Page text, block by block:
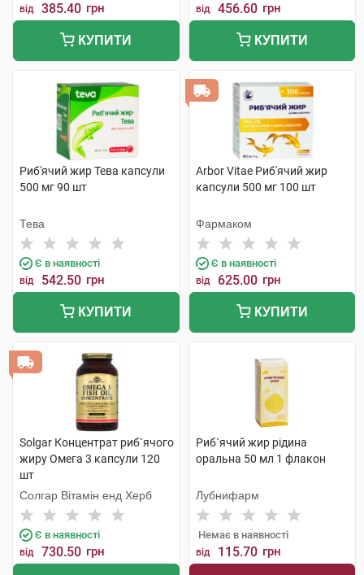
від 385.40 грн
КУПИТИ
від 456.60 грн
КУПИТИ
Риб'ячий жир Тева капсули
500 мг 90 шт
Тева
Є в наявності
від 542.50 грн
КУПИТИ
Arbor Vitae Риб'ячий жир
капсули 500 мг 100 шт
Фармаком
Є в наявності
від 625.00 грн
КУПИТИ
Solgar Концентрат риб`ячого
жиру Омега 3 капсули 120
шт
Солгар Вітамін енд Херб
Є в наявності
від 730.50 грн
Риб`ячий жир рідина
оральна 50 мл 1 флакон
Лубнифарм
Немає в наявності
від 115.70 грн